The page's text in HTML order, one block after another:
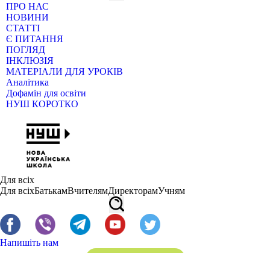
ПРО НАС
НОВИНИ
СТАТТІ
Є ПИТАННЯ
ПОГЛЯД
ІНКЛЮЗІЯ
МАТЕРІАЛИ ДЛЯ УРОКІВ
Аналітика
Дофамін для освіти
НУШ КОРОТКО
Для всіх
Для всіхБатькамВчителямДиректорамУчням
Напишіть нам